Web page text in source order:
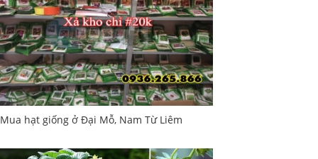
Mua hạt giống ở Đại Mỗ, Nam Từ Liêm